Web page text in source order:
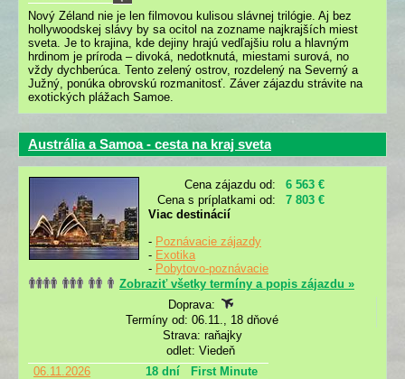
Nový Zéland nie je len filmovou kulisou slávnej trilógie. Aj bez
hollywoodskej slávy by sa ocitol na zozname najkrajších miest
sveta. Je to krajina, kde dejiny hrajú vedľajšiu rolu a hlavným
hrdinom je príroda – divoká, nedotknutá, miestami surová, no
vždy dychberúca. Tento zelený ostrov, rozdelený na Severný a
Južný, ponúka obrovskú rozmanitosť. Záver zájazdu strávite na
exotických plážach Samoe.
Austrália a Samoa - cesta na kraj sveta
Cena zájazdu od:
6 563 €
Cena s príplatkami od:
7 803 €
Viac destinácií
- Poznávacie zájazdy
- Exotika
- Pobytovo-poznávacie
Zobraziť všetky termíny a popis zájazdu »
Doprava:
Termíny od: 06.11., 18 dňové
Strava: raňajky
odlet: Viedeň
06.11.2026
18 dní
First Minute